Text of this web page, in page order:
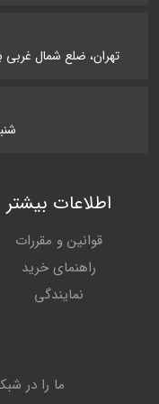
تهران، ضلع شمال غربی
اطلاعات بیشتر
قوانین و مقررات
راهنمای خرید
نمایندگی
ما را در